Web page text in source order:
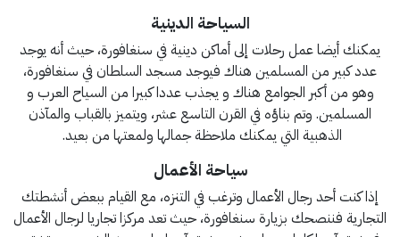
السياحة الدينية
يمكنك أيضا عمل رحلات إلى أماكن دينية في سنغافورة، حيث أنه يوجد
عدد كبير من المسلمين هناك فيوجد مسجد السلطان في سنغافورة،
وهو من أكبر الجوامع هناك و يجذب عددا كبيرا من السياح العرب و
المسلمين. وتم بناؤه في القرن التاسع عشر، ويتميز بالقباب والمآذن
الذهبية التي يمكنك ملاحظة جمالها ولمعتها من بعيد.
سياحة الأعمال
إذا كنت أحد رجال الأعمال وترغب في التنزه، مع القيام ببعض أنشطتك
التجارية فننصحك بزيارة سنغافورة، حيث تعد مركزا تجاريا لرجال الأعمال